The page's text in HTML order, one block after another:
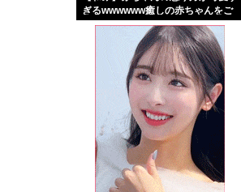
ぎるwwwwww癒しの赤ちゃんをご
覧ください